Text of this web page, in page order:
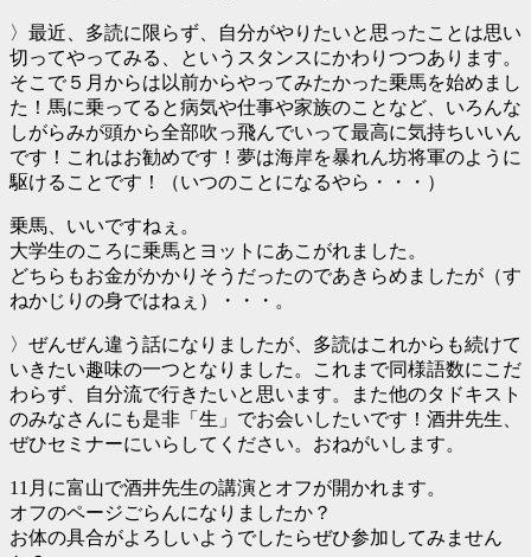
〉最近、多読に限らず、自分がやりたいと思ったことは思い
切ってやってみる、というスタンスにかわりつつあります。
そこで５月からは以前からやってみたかった乗馬を始めまし
た！馬に乗ってると病気や仕事や家族のことなど、いろんな
しがらみが頭から全部吹っ飛んでいって最高に気持ちいいん
です！これはお勧めです！夢は海岸を暴れん坊将軍のように
駆けることです！（いつのことになるやら・・・）
乗馬、いいですねぇ。
大学生のころに乗馬とヨットにあこがれました。
どちらもお金がかかりそうだったのであきらめましたが（す
ねかじりの身ではねぇ）・・・。
〉ぜんぜん違う話になりましたが、多読はこれからも続けて
いきたい趣味の一つとなりました。これまで同様語数にこだ
わらず、自分流で行きたいと思います。また他のタドキスト
のみなさんにも是非「生」でお会いしたいです！酒井先生、
ぜひセミナーにいらしてください。おねがいします。
11月に富山で酒井先生の講演とオフが開かれます。
オフのページごらんになりましたか？
お体の具合がよろしいようでしたらぜひ参加してみません